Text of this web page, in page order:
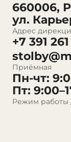
660006,
ул.
Адрес
+7 391
Приёмная
Пн-чт:
Пт:
Режим работы